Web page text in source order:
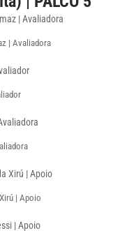
| Avaliadora
| Apoio